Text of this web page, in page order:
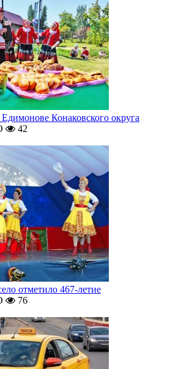
Конаковского округа
42
отметило 467-летие
76